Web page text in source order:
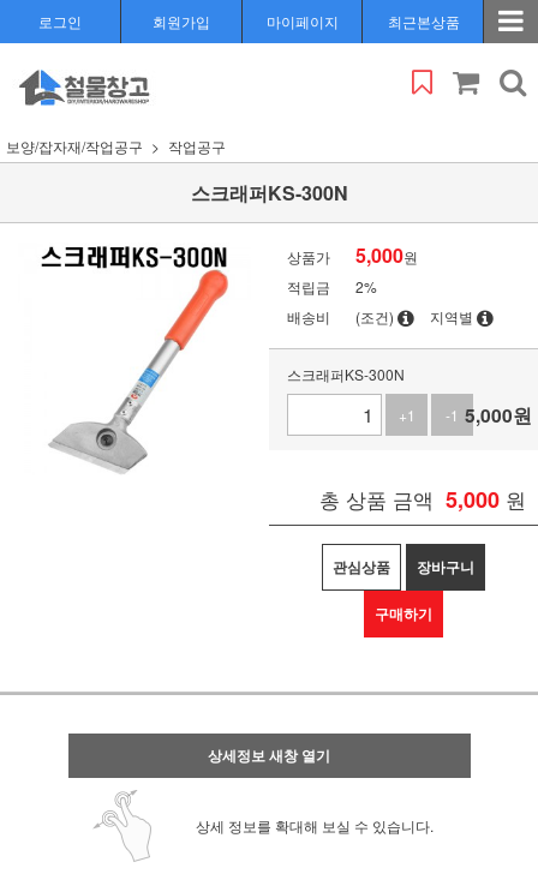
로그인 회원가입 마이페이지 최근본상품
보양/잡자재/작업공구 작업공구
스크래퍼KS-300N
상품가 5,000원
적립금
2%
배송비
(조건) 지역별
스크래퍼KS-300N
+1
-1 5,000원
총 상품 금액 5,000 원
관심상품 장바구니
구매하기
상세정보 새창 열기
상세 정보를 확대해 보실 수 있습니다.